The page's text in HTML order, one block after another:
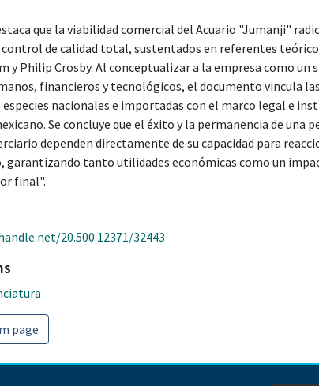
que la viabilidad comercial del Acuario "Jumanji"
de calidad total, sustentados en referentes
y Philip Crosby. Al conceptualizar a la empresa como
financieros y tecnológicos, el documento vincula
especies nacionales e importadas con el marco legal e
Se concluye que el éxito y la permanencia de una
dependen directamente de su capacidad para
garantizando tanto utilidades económicas como un
final".
20.500.12371/32443
page